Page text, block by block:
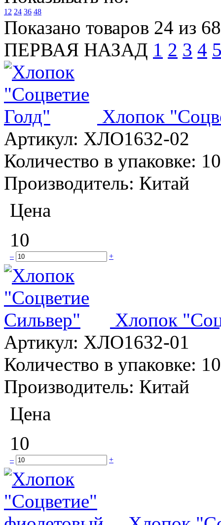
12 24 36 48
Показано товаров 24 из
ПЕРВАЯ НАЗАД 1 2 3 4
Хлопок
Артикул: ХЛО1632-02
Количество в упаковке: 10
Производитель: Китай
Цена
10
– +
Хлопок
Артикул: ХЛО1632-01
Количество в упаковке: 10
Производитель: Китай
Цена
10
– +